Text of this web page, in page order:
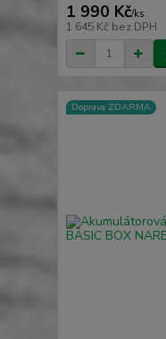
1 990 Kč/ks
1 645 Kč bez DPH
Doprava ZDARMA